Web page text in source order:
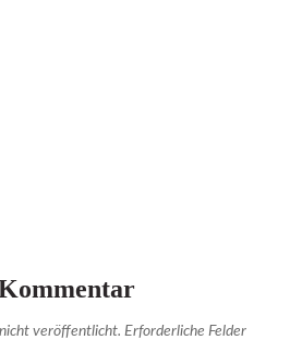
veröffentlicht. Erforderliche Felder